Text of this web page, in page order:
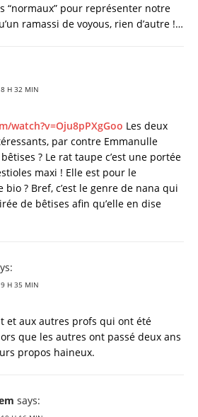
“normaux” pour représenter notre
ramassi de voyous, rien d’autre !…
H 32 MIN
watch?v=Oju8pPXgGoo Les deux
par contre Emmanulle
? Le rat taupe c’est une portée
maxi ! Elle est pour le
? Bref, c’est le genre de nana qui
de bêtises afin qu’elle en dise
H 35 MIN
et aux autres profs qui ont été
que les autres ont passé deux ans
propos haineux.
says: